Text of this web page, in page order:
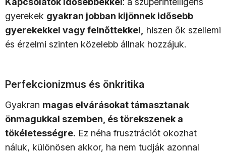
gyerekek gyakran jobban kijönnek idősebb
gyerekekkel vagy felnőttekkel,
hiszen ők szellemi
és érzelmi szinten közelebb állnak hozzájuk.
Perfekcionizmus és önkritika
Gyakran magas elvárásokat támasztanak
önmagukkal szemben, és törekszenek a
tökéletességre. Ez néha frusztrációt okozhat
náluk, különösen akkor, ha nem tudják azonnal